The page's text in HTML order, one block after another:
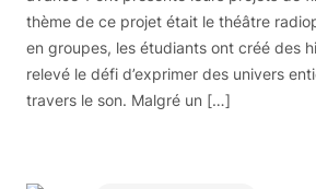
thème de ce projet était le théâtre
en groupes, les étudiants ont créé des
relevé le défi d’exprimer des univers
travers le son. Malgré un […]